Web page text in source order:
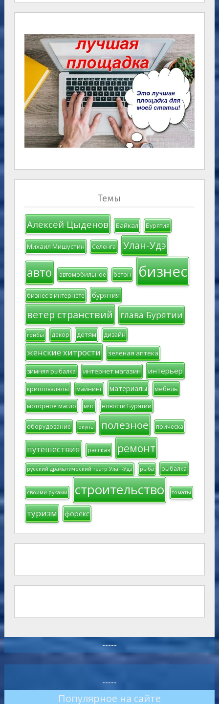
Темы
Алексей Цыденов Байкал Бурятия
Михаил Мишустин Селенга Улан-Удэ
авто автомобильное бетон бизнес
бизнес в интернете бурятия
ветер странствий глава Бурятии
грибы декор детям дизайн
женские хитрости зеленая аптека
зимняя рыбалка интернет магазин интерьер
криптовалюты майнинг материалы мебель
моторное масло мчс новости Бурятии
оборудование окунь полезное прическа
путешествия рассказ ремонт
русский драматический театр Улан-Удэ рыба рыбалка
своими руками строительство томаты
туризм форекс
-----
-----
Популярное на сайте